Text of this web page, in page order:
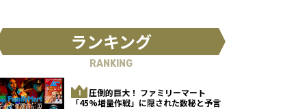
ランキング
RANKING
圧倒的巨大！ ファミリーマート
「45%増量作戦」に隠された数秘と予言